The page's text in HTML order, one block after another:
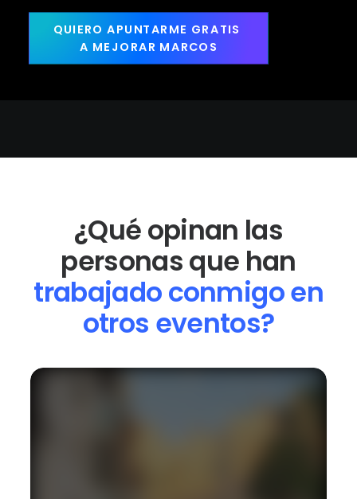
QUIERO APUNTARME GRATIS
A MEJORAR MARCOS
¿Qué opinan las
personas que han
trabajado conmigo en
otros eventos?